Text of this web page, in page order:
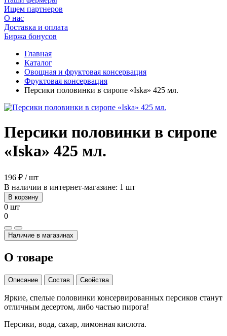
Ищем партнеров
О нас
Доставка и оплата
Биржа бонусов
Главная
Каталог
Овощная и фруктовая консервация
Фруктовая консервация
Персики половинки в сиропе «Iska» 425 мл.
Персики половинки в сиропе
«Iska» 425 мл.
196 ₽ / шт
В наличии в интернет-магазине: 1 шт
В корзину
0 шт
0
Наличие в магазинах
О товаре
Описание Состав Свойства
Яркие, спелые половинки консервированных персиков станут
отличным десертом, либо частью пирога!
Персики, вода, сахар, лимонная кислота.